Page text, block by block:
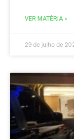
VER MATÉRIA »
29 de julho de